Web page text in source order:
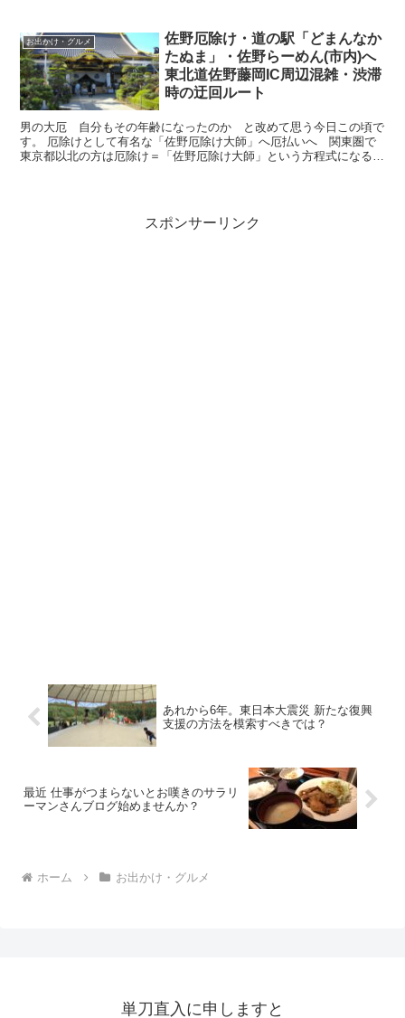
お出かけ・グルメ
佐野厄除け・道の駅「どまんなか
たぬま」・佐野らーめん(市内)へ
東北道佐野藤岡IC周辺混雑・渋滞
時の迂回ルート
男の大厄 自分もその年齢になったのか と改めて思う今日この頃で
す。 厄除けとして有名な「佐野厄除け大師」へ厄払いへ 関東圏で
東京都以北の方は厄除け＝「佐野厄除け大師」という方程式になる方
スポンサーリンク
あれから6年。東日本大震災 新たな復興
支援の方法を模索すべきでは？
最近 仕事がつまらないとお嘆きのサラリ
ーマンさんブログ始めませんか？
ホーム お出かけ・グルメ
単刀直入に申しますと